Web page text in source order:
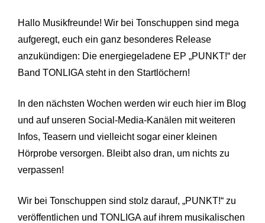
Hallo Musikfreunde! Wir bei Tonschuppen sind mega
aufgeregt, euch ein ganz besonderes Release
anzukündigen: Die energiegeladene EP „PUNKT!“ der
Band TONLIGA steht in den Startlöchern!
In den nächsten Wochen werden wir euch hier im Blog
und auf unseren Social-Media-Kanälen mit weiteren
Infos, Teasern und vielleicht sogar einer kleinen
Hörprobe versorgen. Bleibt also dran, um nichts zu
verpassen!
Wir bei Tonschuppen sind stolz darauf, „PUNKT!“ zu
veröffentlichen und TONLIGA auf ihrem musikalischen